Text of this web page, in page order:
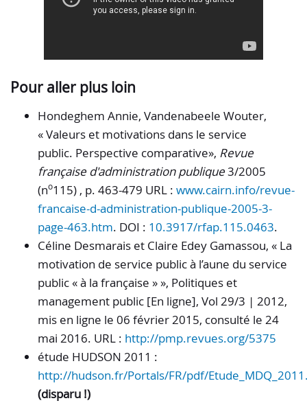
Pour aller plus loin
Hondeghem Annie, Vandenabeele Wouter,
« Valeurs et motivations dans le service
public. Perspective comparative», Revue
française d'administration publique3/2005
(no115) , p. 463-479 URL : www.cairn.info/revue-
francaise-d-administration-publique-2005-3-
page-463.htm. DOI : 10.3917/rfap.115.0463.
Céline Desmarais et Claire Edey Gamassou, « La
motivation de service public à l’aune du service
public « à la française » », Politiques et
management public [En ligne], Vol 29/3 | 2012,
mis en ligne le 06 février 2015, consulté le 24
mai 2016. URL : http://pmp.revues.org/5375
étude HUDSON 2011 :
http://hudson.fr/Portals/FR/pdf/
(disparu !)